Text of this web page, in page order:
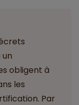
obligent à
les
Par